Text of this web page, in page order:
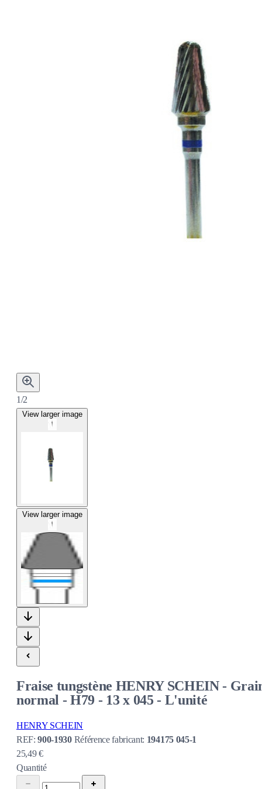
1/2
View larger image
View larger image
Fraise tungstène HENRY SCHEIN -
normal - H79 - 13 x 045 - L'unité
HENRY SCHEIN
REF:900-1930 Référence fabricant: 194175 045-1
25,49 €
Quantité